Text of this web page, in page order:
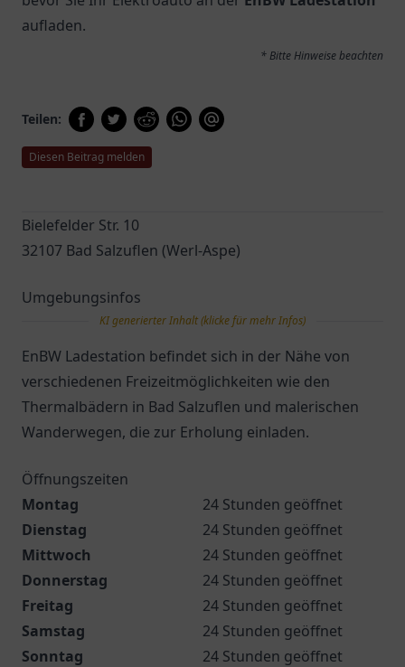
aufladen.
* Bitte Hinweise beachten
Teilen:
Diesen Beitrag melden
Bielefelder Str. 10
32107 Bad Salzuflen (Werl-Aspe)
Umgebungsinfos
KI generierter Inhalt (klicke für mehr Infos)
EnBW Ladestation befindet sich in der Nähe von
verschiedenen Freizeitmöglichkeiten wie den
Thermalbädern in Bad Salzuflen und malerischen
Wanderwegen, die zur Erholung einladen.
Öffnungszeiten
Montag
24 Stunden geöffnet
Dienstag
24 Stunden geöffnet
Mittwoch
24 Stunden geöffnet
Donnerstag
24 Stunden geöffnet
Freitag
24 Stunden geöffnet
Samstag
24 Stunden geöffnet
Sonntag
24 Stunden geöffnet